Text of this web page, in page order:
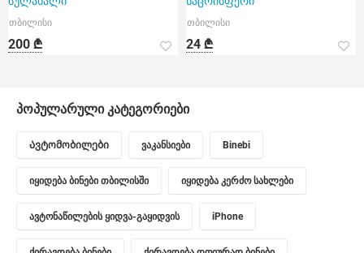
თბილისი
200 ₾
თბილისი
24 ₾
პოპულარული კატეგორიები
Ავტომობილები ვაკანსიები Binebi
იყიდება ბინები თბილისში იყიდება კერძო სახლები
ავტონაწილების ყიდვა-გაყიდვის iPhone